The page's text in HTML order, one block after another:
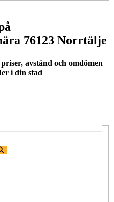
76123 Norrtälje
avstånd och omdömen
i din stad